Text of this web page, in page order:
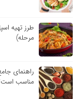
مرحله)
راهنمای جامع
مناسب است؟